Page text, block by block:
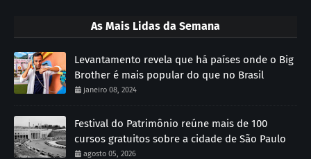
As Mais Lidas da Semana
Levantamento revela que há países onde o Big
Brother é mais popular do que no Brasil
janeiro 08, 2024
Festival do Patrimônio reúne mais de 100
cursos gratuitos sobre a cidade de São Paulo
agosto 05, 2026